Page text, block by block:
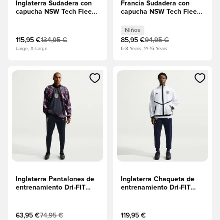
Inglaterra Sudadera con
capucha NSW Tech Fleece
115,95 €134,95 €
Large, X-Large
Francia Sudadera con
capucha NSW Tech Fleece
- Juego real/Cobre
metálico Niños
Niños
85,95 €94,95 €
6-8 Years, 14-16 Years
Abre un modal para iniciar sesión o registrarse como
Inglaterra Pantalones de
entrenamiento Dri-FIT
Blue/Blanco
63,95 €74,95 €
Abre un modal para iniciar
Inglaterra Chaqueta de
entrenamiento Dri-FIT
Blanco/Negro/Obsidiana
119,95 €